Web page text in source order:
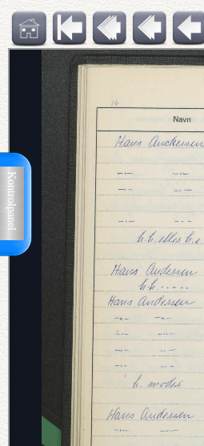
Kontrolpanel